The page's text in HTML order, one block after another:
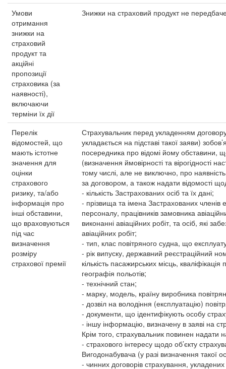
Умови
отримання
знижки на
страховий
продукт та
акційні
пропозиції
страховика (за
наявності),
включаючи
терміни їх дії
Знижки на страховий продукт не
Перелік
відомостей, що
мають істотне
значення для
оцінки
страхового
ризику, та/або
інформація про
інші обставини,
що враховуються
під час
визначення
розміру
страхової премії
Страхувальник перед укладенням
укладається на підставі такої заяви)
посередника про відомі йому обставини,
(визначення ймовірності та вірогідності
тому числі, але не виключно, про
за договором, а також надати відомості
- кількість Застрахованих осіб та їх дані;
- прізвища та імена Застрахованих членів
персоналу, працівників замовника
виконанні авіаційних робіт, та осіб, які
авіаційних робіт;
- тип, клас повітряного судна, що
- рік випуску, державний реєстраційний
кількість пасажирських місць,
географія польотів;
- технічний стан;
- марку, модель, країну виробника
- дозвіл на володіння (експлуатацію)
- документи, що ідентифікують особу
- іншу інформацію, визначену в заяві на
Крім того, страхувальник повинен надати
- страхового інтересу щодо об’єкту
Вигодонабувача (у разі визначення такої
- чинних договорів страхування,